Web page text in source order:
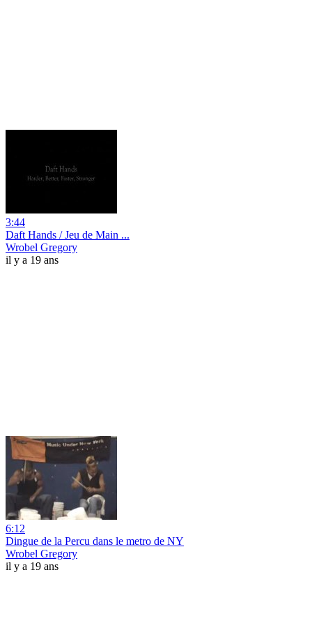
3:44
Daft Hands / Jeu de Main ...
Wrobel Gregory
il y a 19 ans
6:12
Dingue de la Percu dans le metro de NY
Wrobel Gregory
il y a 19 ans